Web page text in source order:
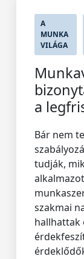
A
MUNKA
VILÁGA
a
Bár nem
tudják,
szakmai
hallhattak